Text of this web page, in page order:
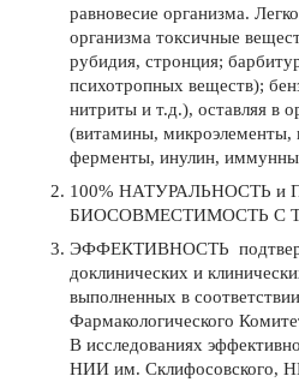
равновесие организма.
организма токсичные
рубидия, стронция;
психотропных веществ);
нитриты и т.д.), оставляя в
(витамины, микроэлементы,
ферменты, инулин,
100% НАТУРАЛЬНОСТЬ и
БИОСОВМЕСТИМОСТЬ С
ЭФФЕКТИВНОСТЬ
доклинических и
выполненных в
Фармакологического
В исследованиях
НИИ им. Склифосовского,